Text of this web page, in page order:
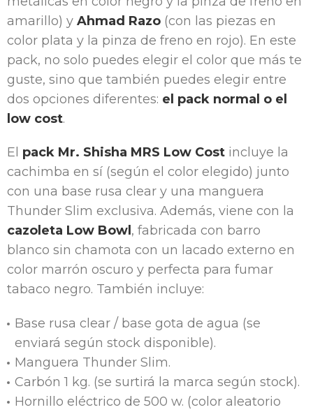
amarillo) y Ahmad Razo (con las piezas en
color plata y la pinza de freno en rojo). En este
pack, no solo puedes elegir el color que más te
guste, sino que también puedes elegir entre
dos opciones diferentes: el pack normal o el
low cost.
El pack Mr. Shisha MRS Low Cost incluye la
cachimba en sí (según el color elegido) junto
con una base rusa clear y una manguera
Thunder Slim exclusiva. Además, viene con la
cazoleta Low Bowl , fabricada con barro
blanco sin chamota con un lacado externo en
color marrón oscuro y perfecta para fumar
tabaco negro. También incluye:
Base rusa clear / base gota de agua (se
enviará según stock disponible).
Manguera Thunder Slim.
Carbón 1 kg. (se surtirá la marca según stock).
Hornillo eléctrico de 500 w. (color aleatorio